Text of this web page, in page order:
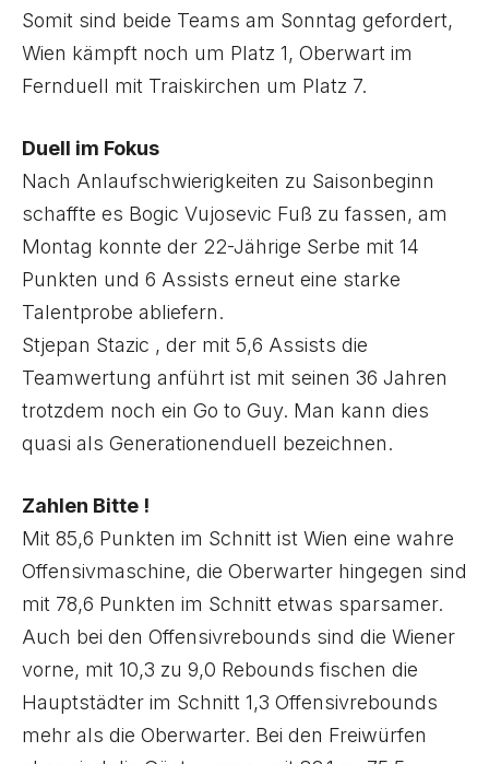
Somit sind beide Teams am Sonntag gefordert,
Wien kämpft noch um Platz 1, Oberwart im
Fernduell mit Traiskirchen um Platz 7.
Duell im Fokus
Nach Anlaufschwierigkeiten zu Saisonbeginn
schaffte es Bogic Vujosevic Fuß zu fassen, am
Montag konnte der 22-Jährige Serbe mit 14
Punkten und 6 Assists erneut eine starke
Talentprobe abliefern.
Stjepan Stazic , der mit 5,6 Assists die
Teamwertung anführt ist mit seinen 36 Jahren
trotzdem noch ein Go to Guy. Man kann dies
quasi als Generationenduell bezeichnen.
Zahlen Bitte !
Mit 85,6 Punkten im Schnitt ist Wien eine wahre
Offensivmaschine, die Oberwarter hingegen sind
mit 78,6 Punkten im Schnitt etwas sparsamer.
Auch bei den Offensivrebounds sind die Wiener
vorne, mit 10,3 zu 9,0 Rebounds fischen die
Hauptstädter im Schnitt 1,3 Offensivrebounds
mehr als die Oberwarter. Bei den Freiwürfen